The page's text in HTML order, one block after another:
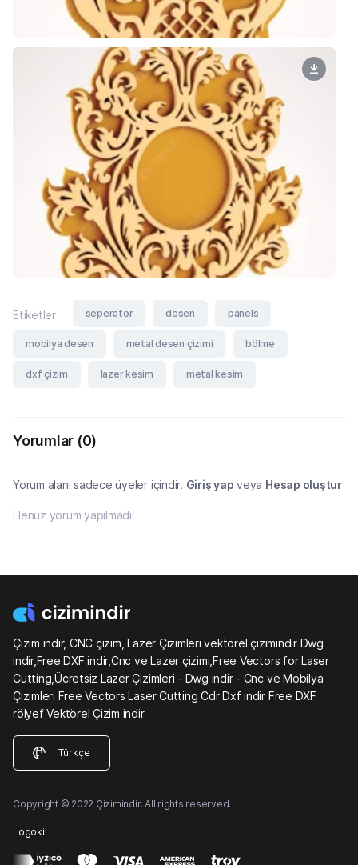
Etiketler seperatör desen panels
mobilya desen metal desen çizimi bölme
dxf çizim lazer kesim metal kesim
Yorumlar (0)
Yorum alanı sadece üyeler içindir. Giriş yap veya Hesap oluştur
Henüz yorum yapılmadı
Çizim indir, CNC çizim, Lazer Çizimleri vektörel çizimindir Dwg
indir,Free DXF indir,Cnc ve Lazer çizimi,Free Vectors for Laser
Cutting,Ücretsiz Lazer Çizimleri - Dwg indir - Cnc ve Mobilya
Çizimleri Free Vectors Laser Cutting Cdr Dxf indir Free DXF
rölyef Vektörel Çizim indir
Türkçe
Copyright © 2022 Çizimindir. All rights reserved.
Logoki